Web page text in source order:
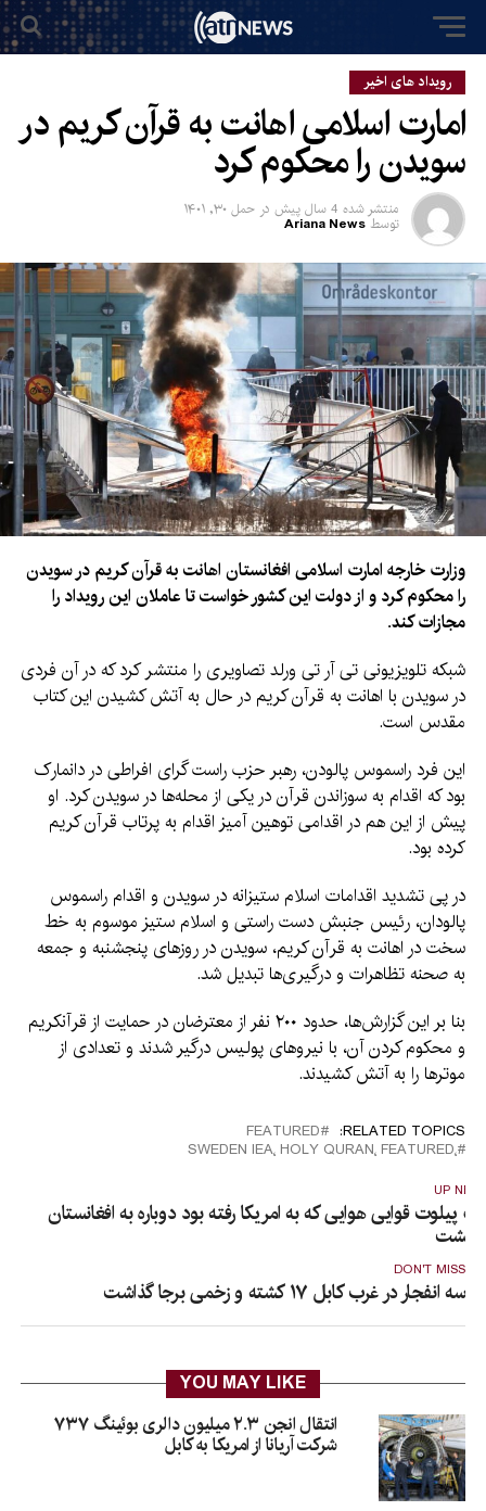
رویداد های اخیر
امارت اسلامی اهانت به قرآن کریم در
سویدن را محکوم کرد
منتشر شده 4 سال پیش در حمل ۳۰, ۱۴۰۱
توسط Ariana News
وزارت خارجه‌ امارت اسلامی افغانستان اهانت به قرآن کریم در سویدن
را محکوم کرد و از دولت این کشور خواست تا عاملان این رویداد را
مجازات کند.
شبکه تلویزیونی تی آر تی ورلد تصاویری را منتشر کرد که در آن فردی
در سویدن با اهانت به قرآن کریم در حال به آتش کشیدن این کتاب
مقدس است.
این فرد راسموس پالودن، رهبر حزب راست گرای افراطی در دانمارک
بود که اقدام به سوزاندن قرآن در یکی از محله‌ها در سویدن کرد. او
پیش از این هم در اقدامی توهین آمیز اقدام به پرتاب قرآن کریم
کرده بود.
در پی تشدید اقدامات اسلام ستیزانه در سویدن و اقدام راسموس
پالودان، رئیس جنبش دست راستی و اسلام ستیز موسوم به خط
سخت در اهانت به قرآن کریم،‌ سویدن در روزهای پنجشنبه و جمعه
به صحنه تظاهرات و درگیری‌ها تبدیل شد.
بنا بر این گزارش‌ها، حدود ۲۰۰ نفر از معترضان در حمایت از قرآنکریم
و محکوم کردن آن، با نیروهای پولیس درگیر شدند و تعدادی از
موترها را به آتش کشیدند.
RELATED TOPICS:
FEATURED
FEATURED٬ HOLY QURAN٬ IEA٬ SWEDEN
UP
پیلوت قوایی هوایی که به امریکا رفته بود دوباره به افغانستان
DON'T MISS
سه انفجار در غرب کابل ۱۷ کشته و زخمی برجا گذاشت
YOU MAY LIKE
انتقال انجن ۲.۳ میلیون دالری بوئینگ ۷۳۷
شرکت آریانا از امریکا به کابل